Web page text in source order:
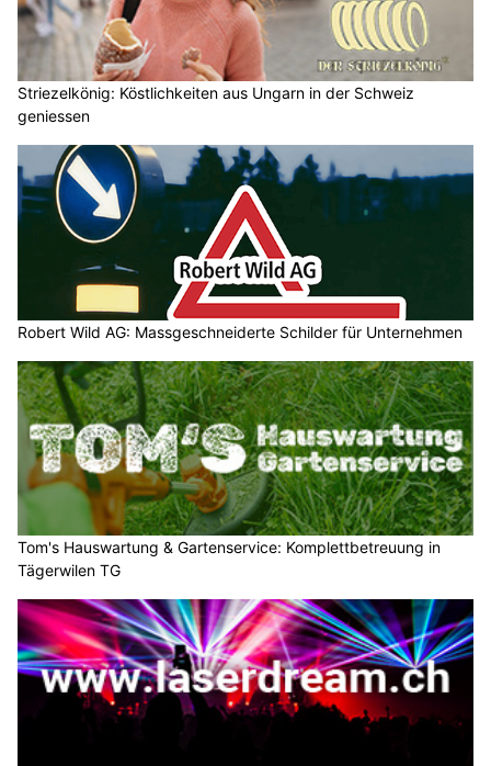
Striezelkönig: Köstlichkeiten aus Ungarn in der Schweiz
geniessen
Robert Wild AG: Massgeschneiderte Schilder für Unternehmen
Tom's Hauswartung & Gartenservice: Komplettbetreuung in
Tägerwilen TG